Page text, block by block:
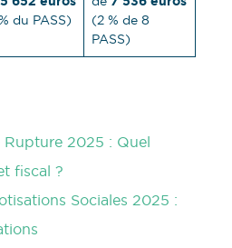
du PASS)
(2 % de 8
PASS)
2025 : Quel
fiscal ?
Sociales 2025 :